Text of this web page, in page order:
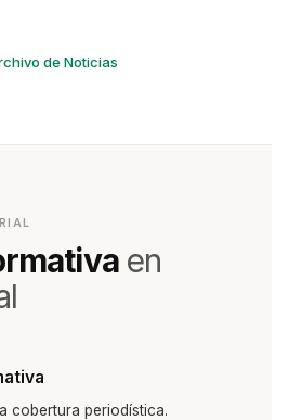
de Noticias
en
cobertura periodística.